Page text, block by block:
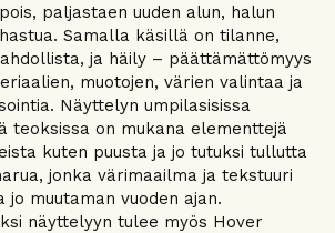
paljastaen uuden alun, halun
Samalla käsillä on tilanne,
ja häily – päättämättömyys
muotojen, värien valintaa ja
Näyttelyn umpilasisissa
teoksissa on mukana elementtejä
kuten puusta ja jo tutuksi tullutta
jonka värimaailma ja tekstuuri
jo muutaman vuoden ajan.
näyttelyyn tulee myös Hover